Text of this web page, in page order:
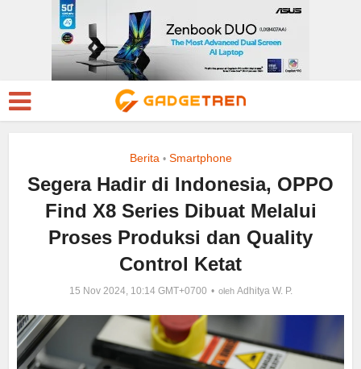
Berita • Smartphone
Segera Hadir di Indonesia, OPPO
Find X8 Series Dibuat Melalui
Proses Produksi dan Quality
Control Ketat
15 Nov 2024, 10:14 GMT+0700 oleh Adhitya W. P.